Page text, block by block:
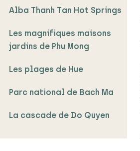
Alba Thanh Tan Hot Springs
Les magnifiques maisons
jardins de Phu Mong
Les plages de Hue
Parc national de Bach Ma
La cascade de Do Quyen